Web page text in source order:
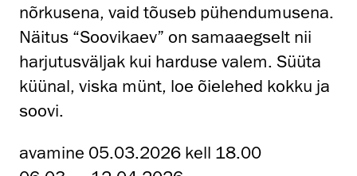
nõrkusena, vaid tõuseb pühendumusena.
Näitus “Soovikaev” on samaaegselt nii
harjutusväljak kui harduse valem. Süüta
küünal, viska münt, loe õielehed kokku ja
soovi.
avamine 05.03.2026 kell 18.00